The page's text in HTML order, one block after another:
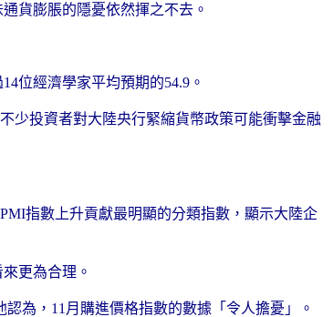
貨膨脹的隱憂依然揮之不去。
位經濟學家平均預期的54.9。
少投資者對大陸央行緊縮貨幣政策可能衝擊金融
指數上升貢獻最明顯的分類指數，顯示大陸企
更為合理。
為，11月購進價格指數的數據「令人擔憂」。